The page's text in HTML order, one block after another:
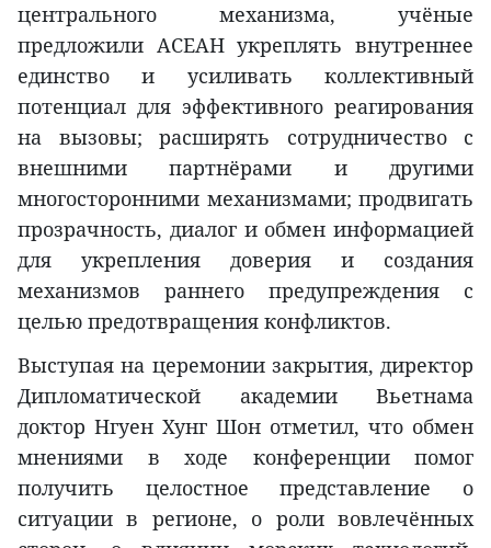
центрального механизма, учёные
предложили АСЕАН укреплять внутреннее
единство и усиливать коллективный
потенциал для эффективного реагирования
на вызовы; расширять сотрудничество с
внешними партнёрами и другими
многосторонними механизмами; продвигать
прозрачность, диалог и обмен информацией
для укрепления доверия и создания
механизмов раннего предупреждения с
целью предотвращения конфликтов.
Выступая на церемонии закрытия, директор
Дипломатической академии Вьетнама
доктор Нгуен Хунг Шон отметил, что обмен
мнениями в ходе конференции помог
получить целостное представление о
ситуации в регионе, о роли вовлечённых